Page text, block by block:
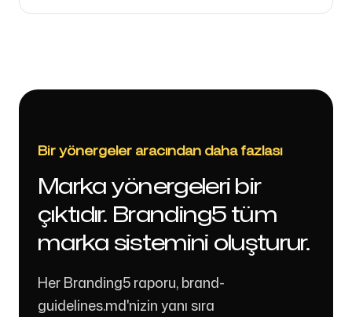
Bir yönergeler aracından daha fazlası
Marka yönergeleri bir
çıktıdır. Branding5 tüm
marka sistemini oluşturur.
Her Branding5 raporu, brand-
guidelines.md'nizin yanı sıra